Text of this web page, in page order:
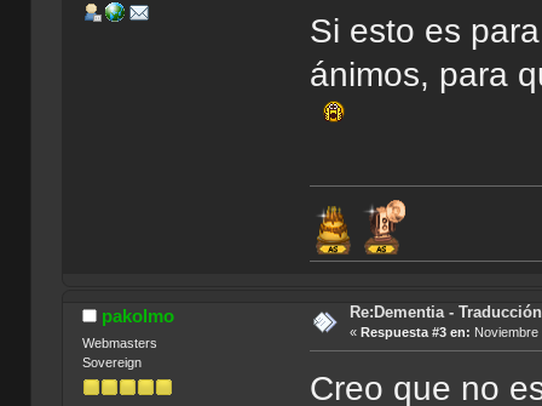
Si esto es
ánimos, para
pakolmo
Webmasters
Sovereign
Re:Dementia -
« Respuesta #3 en: Noviembre
Creo que no